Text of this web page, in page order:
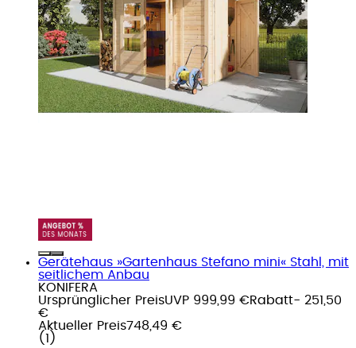
Gerätehaus »Gartenhaus Stefano mini« Stahl, mit
seitlichem Anbau
KONIFERA
Ursprünglicher PreisUVP 999,99 €Rabatt- 251,50
€
Aktueller Preis748,49 €
( 1 )